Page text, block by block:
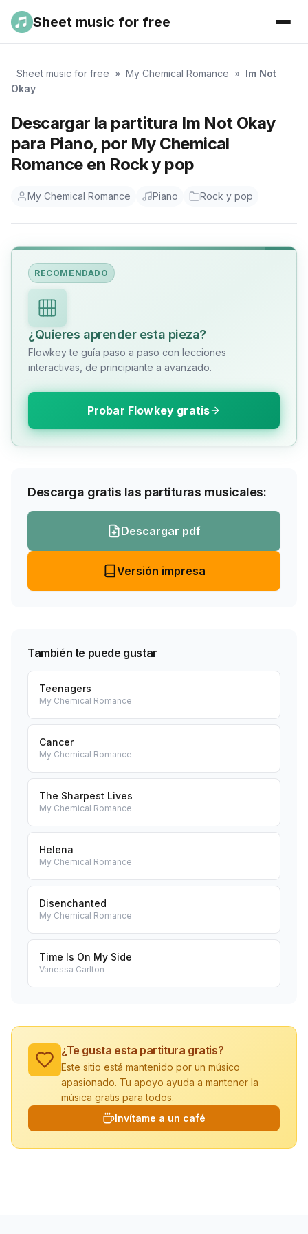
Sheet music for free
Sheet music for free » My Chemical Romance » Im Not
Okay
Descargar la partitura Im Not Okay
para Piano, por My Chemical
Romance en Rock y pop
My Chemical Romance Piano Rock y pop
RECOMENDADO
¿Quieres aprender esta pieza?
Flowkey te guía paso a paso con lecciones
interactivas, de principiante a avanzado.
Probar Flowkey gratis
Descarga gratis las partituras musicales:
Descargar pdf
Versión impresa
También te puede gustar
Teenagers
My Chemical Romance
Cancer
My Chemical Romance
The Sharpest Lives
My Chemical Romance
Helena
My Chemical Romance
Disenchanted
My Chemical Romance
Time Is On My Side
Vanessa Carlton
¿Te gusta esta partitura gratis?
Este sitio está mantenido por un músico
apasionado. Tu apoyo ayuda a mantener la
música gratis para todos.
Invítame a un café